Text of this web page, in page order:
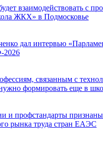
взаимодействовать с
ЖКХ» в Подмосковье
дал интервью
связанным с
формировать еще в
и профстандарты
рынка труда стран ЕАЭС